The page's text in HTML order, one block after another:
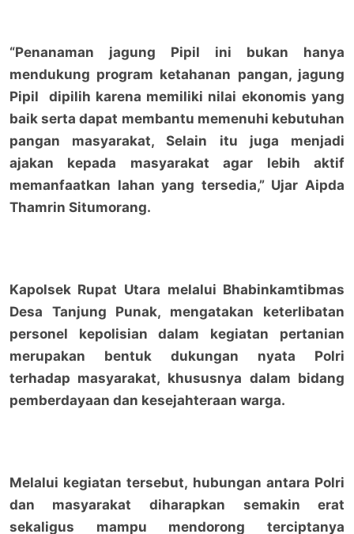
“Penanaman jagung Pipil ini bukan hanya
mendukung program ketahanan pangan, jagung
Pipil dipilih karena memiliki nilai ekonomis yang
baik serta dapat membantu memenuhi kebutuhan
pangan masyarakat, Selain itu juga menjadi
ajakan kepada masyarakat agar lebih aktif
memanfaatkan lahan yang tersedia,” Ujar Aipda
Thamrin Situmorang.
Kapolsek Rupat Utara melalui Bhabinkamtibmas
Desa Tanjung Punak, mengatakan keterlibatan
personel kepolisian dalam kegiatan pertanian
merupakan bentuk dukungan nyata Polri
terhadap masyarakat, khususnya dalam bidang
pemberdayaan dan kesejahteraan warga.
Melalui kegiatan tersebut, hubungan antara Polri
dan masyarakat diharapkan semakin erat
sekaligus mampu mendorong terciptanya